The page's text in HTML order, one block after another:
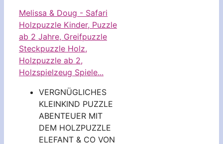
Melissa & Doug - Safari
Holzpuzzle Kinder, Puzzle
ab 2 Jahre, Greifpuzzle
Steckpuzzle Holz,
Holzpuzzle ab 2,
Holzspielzeug Spiele...
VERGNÜGLICHES
KLEINKIND PUZZLE
ABENTEUER MIT
DEM HOLZPUZZLE
ELEFANT & CO VON